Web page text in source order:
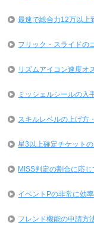
最速で総合力12万以上
フリック・スライドの
リズムアイコン速度オ
ミッシェルシールの入
スキルレベルの上げ方
星3以上確定チケット
MISS判定の割合に応
イベントPの非常に効
フレンド機能の申請方